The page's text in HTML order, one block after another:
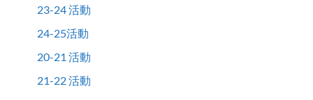
23-24 活動
24-25活動
20-21 活動
21-22 活動